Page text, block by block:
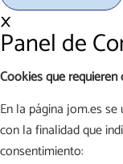
×
Panel de
Cookies que
En la página jom.es
con la finalidad que
consentimiento: